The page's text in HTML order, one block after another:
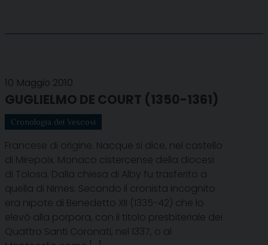
10 Maggio 2010
GUGLIELMO DE COURT (1350-1361)
Cronologia dei Vescovi
Francese di origine. Nacque si dice, nel castello
di Mirepoix. Monaco cistercense della diocesi
di Tolosa. Dalla chiesa di Alby fu trasferito a
quella di Nimes. Secondo il cronista incognito
era nipote di Benedetto XII (1335-42) che lo
elevò alla porpora, con il titolo presbiteriale dei
Quattro Santi Coronati, nel 1337, o al